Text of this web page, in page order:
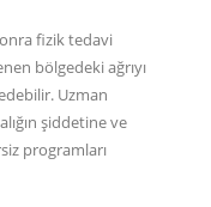
fizik tedavi
bölgedeki ağrıyı
Uzman
şiddetine ve
programları